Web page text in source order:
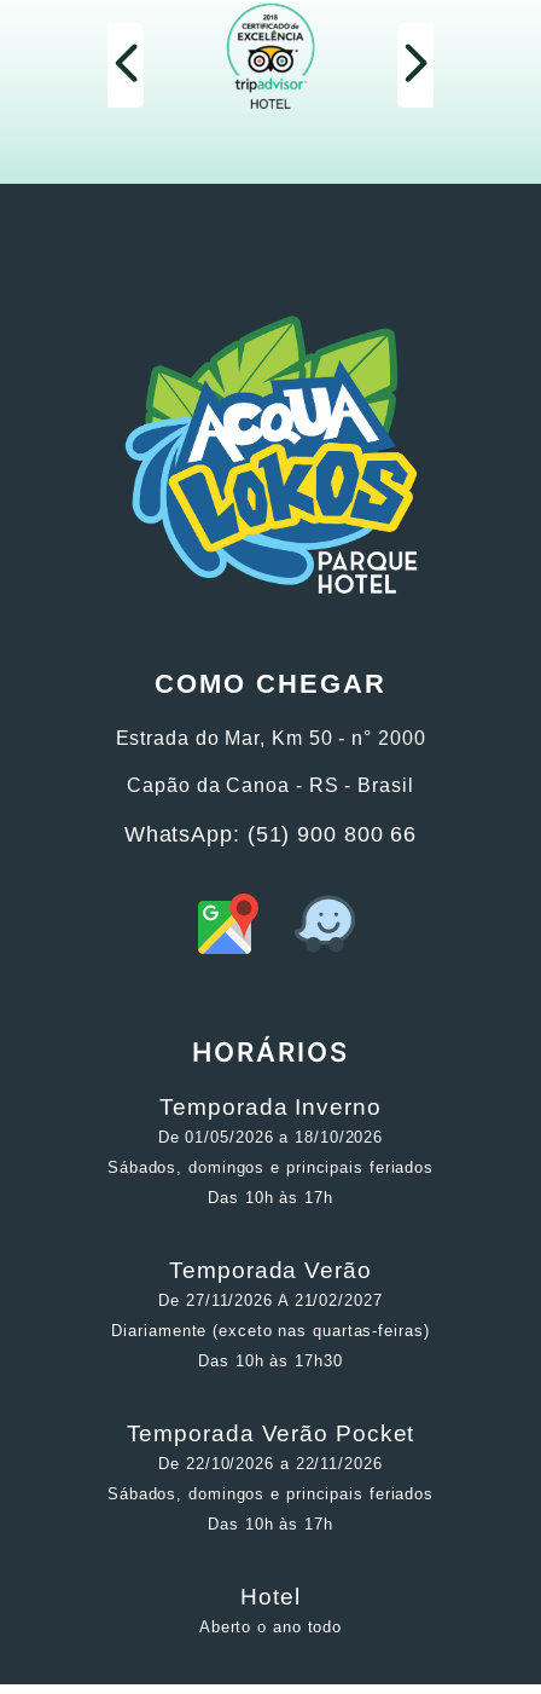
COMO CHEGAR
Estrada do Mar, Km 50 - n° 2000
Capão da Canoa - RS - Brasil
WhatsApp: (51) 900 800 66
HORÁRIOS
Temporada Inverno
De 01/05/2026 a 18/10/2026
Sábados, domingos e principais feriados
Das 10h às 17h
Temporada Verão
De 27/11/2026 A 21/02/2027
Diariamente (exceto nas quartas-feiras)
Das 10h às 17h30
Temporada Verão Pocket
De 22/10/2026 a 22/11/2026
Sábados, domingos e principais feriados
Das 10h às 17h
Hotel
Aberto o ano todo